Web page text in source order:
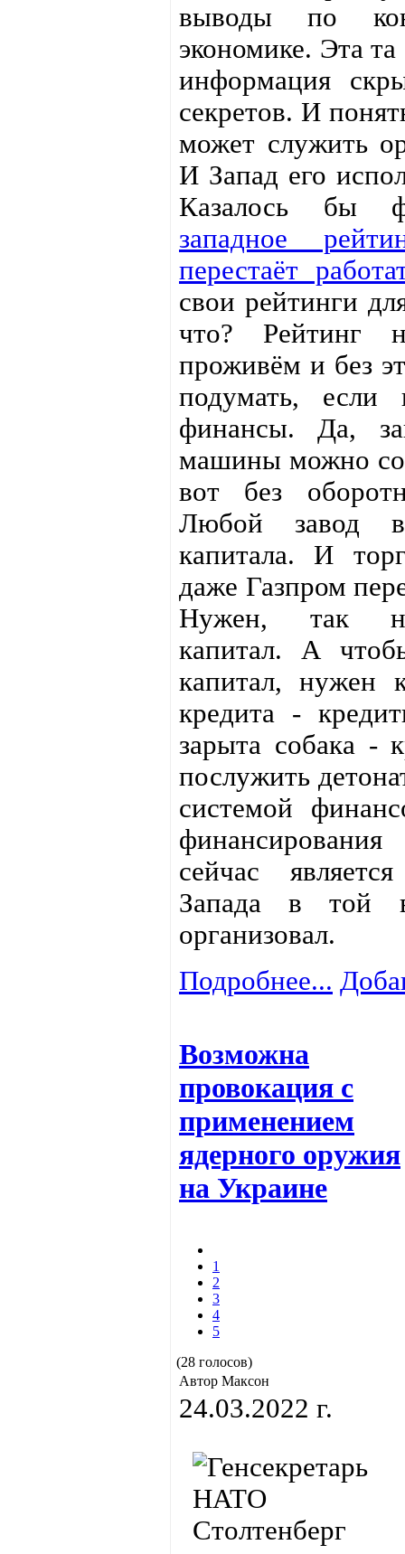
выводы по
экономике. Эта
информация
секретов. И
может служить
И Запад его
Казалось бы
западное
перестаёт
свои рейтинги
что? Рейтинг
проживём и без
подумать, если
финансы. Да,
машины можно
вот без
Любой завод
капитала. И
даже Газпром
Нужен, так
капитал. А
капитал, нужен
кредита -
зарыта собака -
послужить
системой
сейчас
Запада в той
организовал.
Подробнее...
Возможна
провокация с
применением
ядерного оружия
на Украине
1
2
3
4
5
(28 голосов)
Автор Максон
24.03.2022 г.